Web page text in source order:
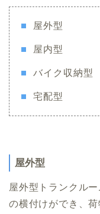
屋外型
屋内型
バイク収納型
宅配型
屋外型
屋外型トランクル
の横付けができ、